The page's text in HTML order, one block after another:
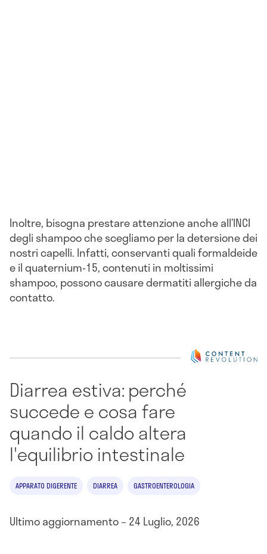
Inoltre, bisogna prestare attenzione anche all’INCI
degli shampoo che scegliamo per la detersione dei
nostri capelli. Infatti, conservanti quali formaldeide
e il quaternium-15, contenuti in moltissimi
shampoo, possono causare dermatiti allergiche da
contatto.
Diarrea estiva: perché
succede e cosa fare
quando il caldo altera
l'equilibrio intestinale
APPARATO DIGERENTE DIARREA GASTROENTEROLOGIA
Ultimo aggiornamento – 24 Luglio, 2026